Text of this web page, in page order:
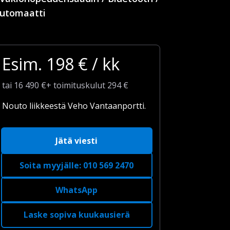
Esim. 198 € / kk
tai 16 490 €+ toimituskulut 294 €
Nouto liikkeestä Veho Vantaanportti.
Jätä viesti
Soita myyjälle: 010 569 2470
WhatsApp
Laske sopiva kuukausierä